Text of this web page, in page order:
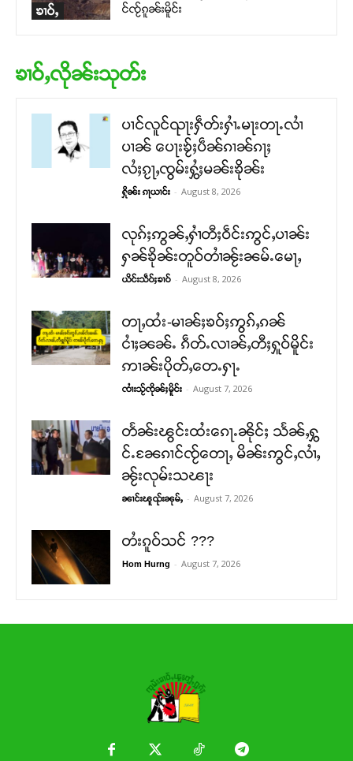
ၶၢဝ်ႇ
င်ၸႂ်ၵူၼ်းမိူင်း
ၶၢဝ်ႇလိုၼ်းသုတ်း
ပၢင်လူင်ၺႃးႁဵတ်းႁၢႆႉမႃးတႃႉလၢႆ
ပၢၼ် ​​ပေႃးၶႂ်ႈပဵၼ်ၵၢၼ်ၵႃႈ
လႆႈၵႂႃႇၸွမ်းႁွႆႈမၼ်းၶိုၼ်း
ႁိုၼ်း ၵႃယၢင်း - August 8, 2026
လုၵ်ႈဢွၼ်ႇႁၢႆတီႈဝဵင်းဢွင်ႇပၢၼ်း
ႁၼ်ၶိုၼ်းတူဝ်တၢႆၼႂ်းၼမ်ႉမေႃႇ
ယိင်းသဵဝ်ႈၶၢဝ် - August 8, 2026
တႃႇထႆး-မၢၼ်ႈၶဝ်ႈဢွၵ်ႇၵၼ်
ငၢႆႈၼၼ်ႉ ၵဵတ်ႉလၢၼ်ႇတီႈႁူဝ်မိူင်း
ဢၢၼ်းပိုတ်ႇတေႉႁႃႉ
ၸၢႆးသႂ်ၸိုၼ်ႈမိူင်း - August 7, 2026
တႅၼ်းၽွင်းထႆးၵေႃႉၼိုင်ႈ သႅၼ်ႇႁွ
င်ႉၼႄၵၢင်ၸႂ်တေႃႇ မိၼ်းဢွင်ႇလၢႆႇ
ၼႂ်းလုမ်းသၽႃး
ၼၢင်းၽူၺ်းၼုမ်ႇ - August 7, 2026
တႆးၵူဝ်သင် ???
Hom Hurng - August 7, 2026